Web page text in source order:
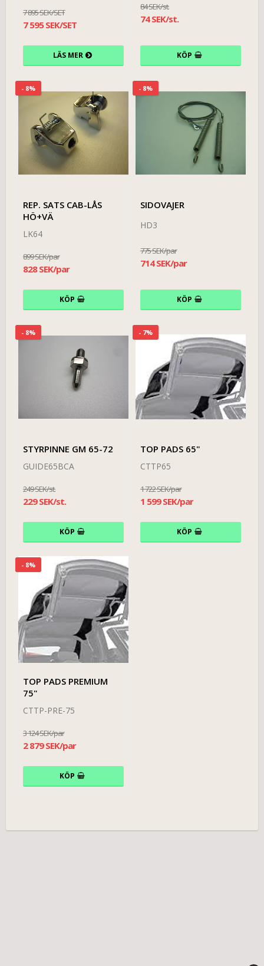
7 895 SEK/SET
7 595 SEK/SET
LÄS MER
84 SEK/st.
74 SEK/st.
KÖP
- 8%
REP. SATS CAB-LÅS
HÖ+VÄ
LK64
899 SEK/par
828 SEK/par
KÖP
- 8%
SIDOVAJER
HD3
775 SEK/par
714 SEK/par
KÖP
- 8%
STYRPINNE GM 65-72
GUIDE65BCA
249 SEK/st.
229 SEK/st.
KÖP
- 7%
TOP PADS 65"
CTTP65
1 722 SEK/par
1 599 SEK/par
KÖP
- 8%
TOP PADS PREMIUM
75"
CTTP-PRE-75
3 124 SEK/par
2 879 SEK/par
KÖP